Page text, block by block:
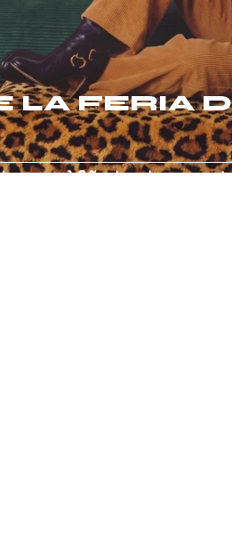
LA FERIA
un 10% de